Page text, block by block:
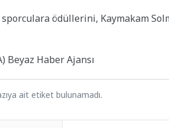
ödüllerini, Kaymakam
Beyaz Haber Ajansı
ait etiket bulunamadı.